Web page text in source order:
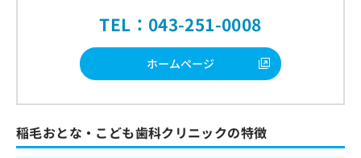
TEL：043-251-0008
ホームページ
稲毛おとな・こども歯科クリニックの特徴